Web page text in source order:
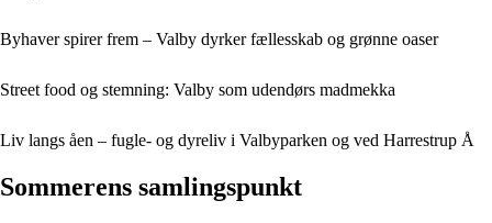
Byhaver spirer frem – Valby dyrker fællesskab og grønne oaser
Street food og stemning: Valby som udendørs madmekka
Liv langs åen – fugle- og dyreliv i Valbyparken og ved Harrestrup Å
Sommerens samlingspunkt